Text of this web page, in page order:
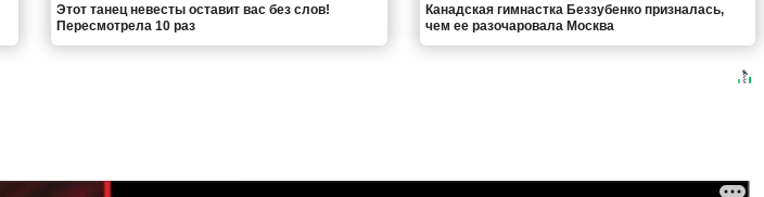
Этот танец невесты оставит вас без слов!
Пересмотрела 10 раз
Канадская гимнастка Беззубенко призналась,
чем ее разочаровала Москва